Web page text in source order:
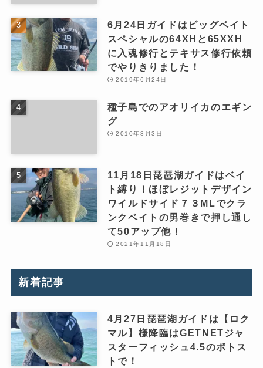
6月24日ガイドはビッグベイト
スペシャルの64XHと65XXH
に入魂修行とテキサス修行依頼
でやりきりました！
2019年6月24日
種子島でのアオリイカのエギン
グ
2010年8月3日
11月18日琵琶湖ガイドはベイ
ト縛り！ほぼレジットデザイン
ワイルドサイド７３MLでクラ
ンクベイトの男巻きで押し通し
て50アップ他！
2021年11月18日
新着記事
4月27日琵琶湖ガイドは【ロク
マル】様降臨はGETNETジャ
スターフィッシュ4.5のボトス
トで！